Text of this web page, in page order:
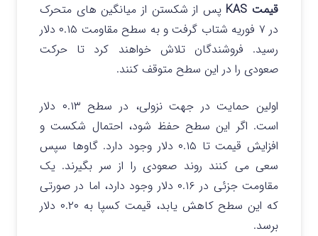
قیمت KAS
پس از شکستن از میانگین های متحرک
در ۷ فوریه شتاب گرفت و به سطح مقاومت ۰.۱۵ دلار
رسید. فروشندگان تلاش خواهند کرد تا حرکت
صعودی را در این سطح متوقف کنند.
اولین حمایت در جهت نزولی، در سطح ۰.۱۳ دلار
است. اگر این سطح حفظ شود، احتمال شکست و
افزایش قیمت تا ۰.۱۵ دلار وجود دارد. گاوها سپس
سعی می کنند روند صعودی را از سر بگیرند. یک
مقاومت جزئی در ۰.۱۶ دلار وجود دارد، اما در صورتی
که این سطح کاهش یابد، قیمت کسپا به ۰.۲۰ دلار
برسد.